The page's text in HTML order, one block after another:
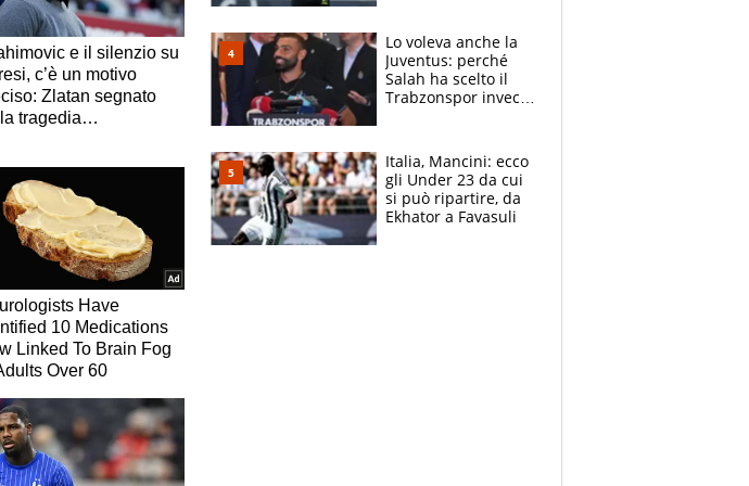
Lo voleva anche la
Juventus: perché
Salah ha scelto il
Trabzonspor invece
Italia, Mancini: ecco
gli Under 23 da cui
si può ripartire, da
Ekhator a Favasuli